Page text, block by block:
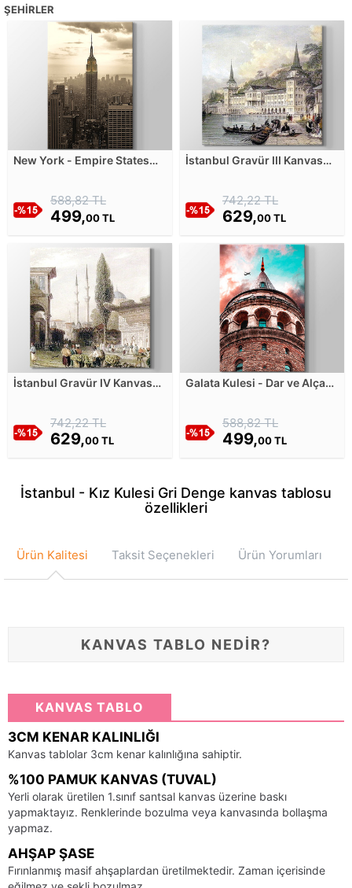
ŞEHIRLER
New York - Empire States
588,82 TL
499,00 TL
İstanbul Gravür III Kanvas
742,22 TL
629,00 TL
İstanbul Gravür IV Kanvas
742,22 TL
629,00 TL
Galata Kulesi - Dar ve Alçak
588,82 TL
499,00 TL
İstanbul - Kız Kulesi Gri Denge kanvas tablosu
özellikleri
Ürün Kalitesi Taksit Seçenekleri Ürün Yorumları
KANVAS TABLO NEDİR?
KANVAS TABLO
3CM KENAR KALINLIĞI
Kanvas tablolar 3cm kenar kalınlığına sahiptir.
%100 PAMUK KANVAS (TUVAL)
Yerli olarak üretilen 1.sınıf santsal kanvas üzerine baskı
yapmaktayız. Renklerinde bozulma veya kanvasında bollaşma
yapmaz.
AHŞAP ŞASE
Fırınlanmış masif ahşaplardan üretilmektedir. Zaman içerisinde